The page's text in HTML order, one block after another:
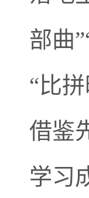
部曲
“比
借鉴
学习